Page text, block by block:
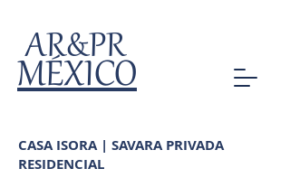
MÉXICO
AR&PR
CASA ISORA | SAVARA PRIVADA
RESIDENCIAL